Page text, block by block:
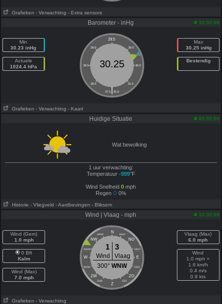
Grafieken - Verwachting - Extra sensors
Barometer - inHg 10:30:08
Min
30.23 inHg
Actuele
1024.4 hPa
29.5
29.0 30.0
28.5 30.5
28.0 31.0
|
27.5 31.5
30.25
Max
30.25 inHg
Bestendig
Grafieken - Verwachting - Kaart
Huidige Situatie 09:55:00
Wat bewolking
1 uur verwachting:
Temperatuur -999°F
Wind Snelheid 0 mph
Regen
0%
Historie - Vliegveld - Aardbevingen - Bliksem
Wind | Vlaag - mph 10:30:08
Wind (Gem)
1.0 mph
0 Bft
Kalm
Wind (Max)
7.0 mph
N
NNW NNO
NW NO
WNW ONO
W E
WZW OZO
ZW ZO
ZZW ZZO
Z
1 3
Wind
Vlaag
300° WNW
Vlaag (Max)
6.0 mph
Wind
1.0 mph =
1.6 km/h
0.4 m/s
0.9 kts
Grafieken - Verwachting